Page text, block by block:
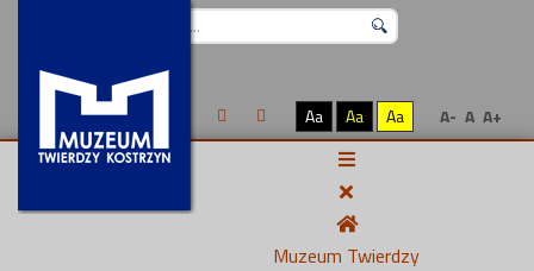
Aa Aa Aa A- A A+
Muzeum Twierdzy